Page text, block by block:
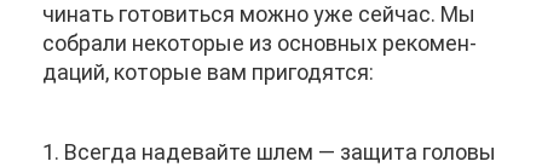
чи­нать го­то­вить­ся мож­но уже сей­час. Мы
со­бра­ли неко­то­рые из ос­нов­ных ре­ко­мен­
да­ций, ко­то­рые вам при­го­дят­ся:
1. Все­гда на­де­вай­те шлем — за­щи­та го­ло­вы